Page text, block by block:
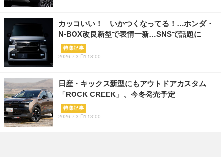
カッコいい！ いかつくなってる！…ホンダ・
N-BOX改良新型で表情一新…SNSで話題に
特集記事
2026.7.3 Fri 18:00
日産・キックス新型にもアウトドアカスタム
「ROCK CREEK」、今冬発売予定
特集記事
2026.7.3 Fri 13:00